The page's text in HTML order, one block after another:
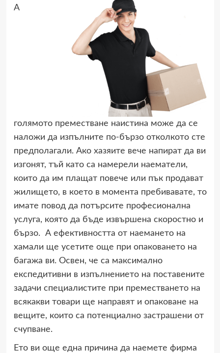
А
голямото преместване наистина може да се
наложи да изпълните по-бързо отколкото сте
предполагали. Ако хазяите вече напират да ви
изгонят, тъй като са намерели наематели,
които да им плащат повече или пък продават
жилището, в което в момента пребивавате, то
имате повод да потърсите професионална
услуга, която да бъде извършена скоростно и
бързо. А ефективността от наемането на
хамали ще усетите още при опаковането на
багажа ви. Освен, че са максимално
експедитивни в изпълнението на поставените
задачи специалистите при преместването на
всякакви товари ще направят и опаковане на
вещите, които са потенциално застрашени от
счупване.
Ето ви още една причина да наемете фирма